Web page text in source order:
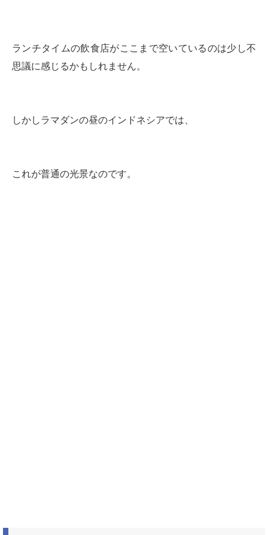
ランチタイムの飲食店がここまで空いているのは少し不
思議に感じるかもしれません。
しかしラマダンの昼のインドネシアでは、
これが普通の光景なのです。